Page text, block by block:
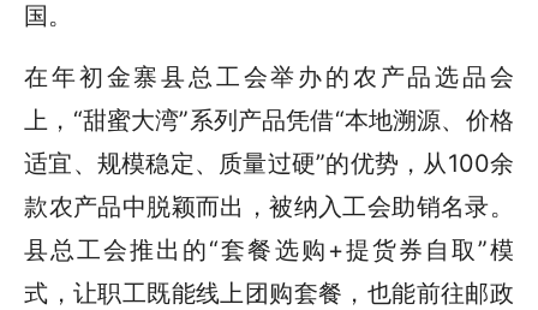
国。
在年初金寨县总工会举办的农产品选品会
上，“甜蜜大湾”系列产品凭借“本地溯源、价格
适宜、规模稳定、质量过硬”的优势，从100余
款农产品中脱颖而出，被纳入工会助销名录。
县总工会推出的“套餐选购+提货券自取”模
式，让职工既能线上团购套餐，也能前往邮政